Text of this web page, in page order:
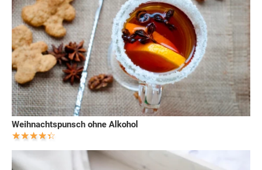
Weihnachtspunsch ohne Alkohol